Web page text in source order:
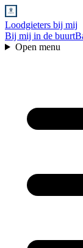
Loodgieters bij mij
Bij mij in de buurt
Open menu